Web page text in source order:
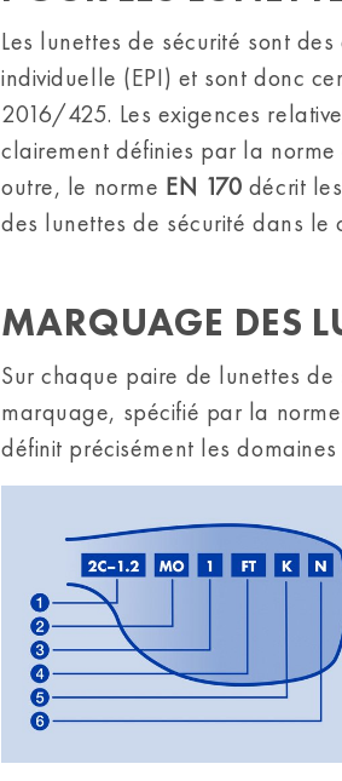
Les lunettes de sécurité sont
individuelle (EPI) et sont donc
2016/425. Les exigences
clairement définies par la
outre, le norme EN 170 décrit
des lunettes de sécurité dans le
MARQUAGE DES
Sur chaque paire de lunettes
marquage, spécifié par la
définit précisément les domaines